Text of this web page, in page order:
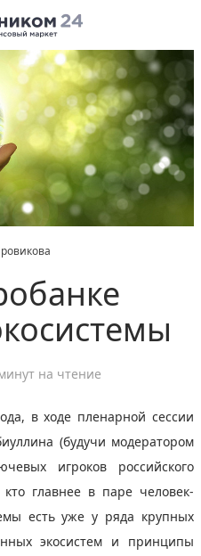
на чтение
в ходе пленарной сессии
(будучи модератором
игроков российского
главнее в паре человек-
есть уже у ряда крупных
экосистем и принципы